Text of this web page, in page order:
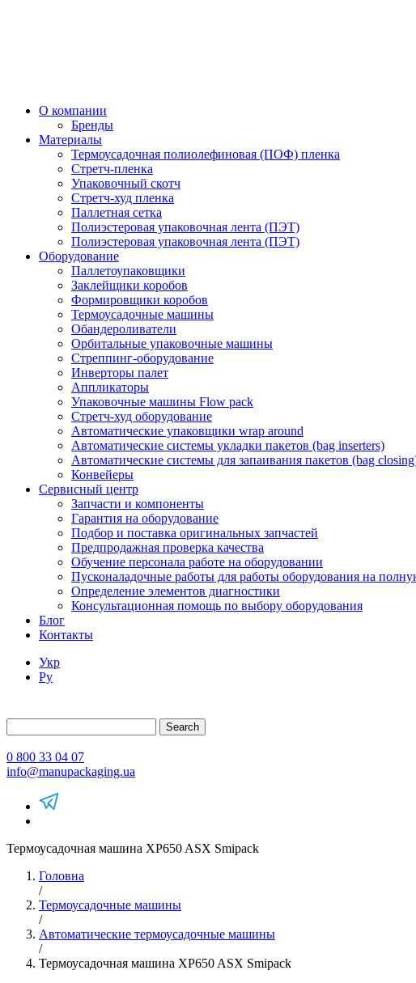
О компании
Бренды
Материалы
Термоусадочная полиолефиновая (ПОФ) пленка
Стретч-пленка
Упаковочный скотч
Стретч-худ пленка
Паллетная сетка
Полиэстеровая упаковочная лента (ПЭТ)
Полиэстеровая упаковочная лента (ПЭТ)
Оборудование
Паллетоупаковщики
Заклейщики коробов
Формировщики коробов
Термоусадочные машины
Обандероливатели
Орбитальные упаковочные машины
Стреппинг-оборудование
Инверторы палет
Аппликаторы
Упаковочные машины Flow pack
Стретч-худ оборудование
Автоматические упаковщики wrap around
Автоматические системы укладки пакетов (bag inserters)
Автоматические системы для запаивания пакетов (bag
Конвейеры
Сервисный центр
Запчасти и компоненты
Гарантия на оборудование
Подбор и поставка оригинальных запчастей
Предпродажная проверка качества
Обучение персонала работе на оборудовании
Пусконаладочные работы для работы оборудования на
Определение элементов диагностики
Консультационная помощь по выбору оборудования
Блог
Контакты
Укр
Ру
Search
0 800 33 04 07
info@manupackaging.ua
Термоусадочная машина XP650 ASX Smipack
Головна
/
Термоусадочные машины
/
Автоматические термоусадочные машины
/
Термоусадочная машина XP650 ASX Smipack